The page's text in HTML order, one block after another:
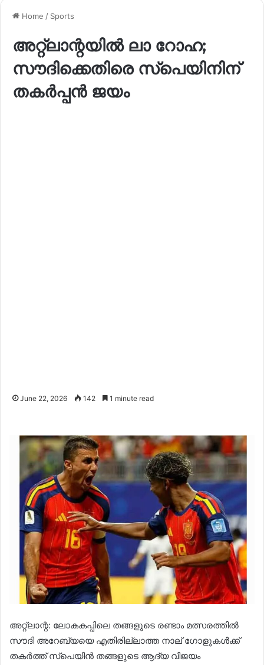
Home / Sports
അറ്റ്ലാന്റയിൽ ലാ റോഹ;
സൗദിക്കെതിരെ സ്പെയിനിന്
തകർപ്പൻ ജയം
June 22, 2026 142 1 minute read
അറ്റ്ലാന്റ: ലോകകപ്പിലെ തങ്ങളുടെ രണ്ടാം മത്സരത്തിൽ
സൗദി അറേബ്യയെ എതിരില്ലാത്ത നാല് ഗോളുകൾക്ക്
തകർത്ത് സ്‌പെയിൻ തങ്ങളുടെ ആദ്യ വിജയം